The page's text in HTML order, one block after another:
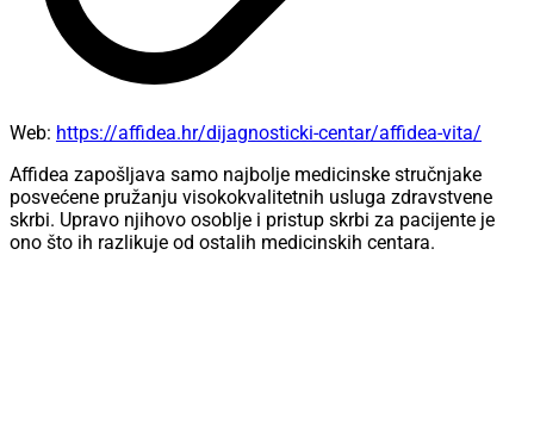
Web: https://affidea.hr/dijagnosticki-centar/affidea-vita/
Affidea zapošljava samo najbolje medicinske stručnjake
posvećene pružanju visokokvalitetnih usluga zdravstvene
skrbi. Upravo njihovo osoblje i pristup skrbi za pacijente je
ono što ih razlikuje od ostalih medicinskih centara.